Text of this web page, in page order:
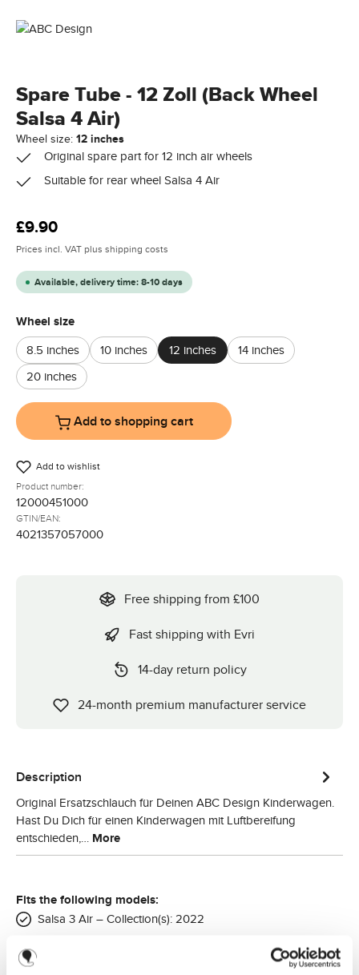
Spare Tube - 12 Zoll (Back Wheel
Salsa 4 Air)
Wheel size: 12 inches
Original spare part for 12 inch air wheels
Suitable for rear wheel Salsa 4 Air
Regular price:
£9.90
Prices incl. VAT plus shipping costs
Available, delivery time: 8-10 days
Select
Wheel size
8.5 inches 10 inches 12 inches
14 inches
20 inches
Add to shopping cart
Add to wishlist
Product number:
12000451000
GTIN/EAN:
4021357057000
Free shipping from £100
Fast shipping with Evri
14-day return policy
24-month premium manufacturer service
Description
Original Ersatzschlauch für Deinen ABC Design Kinderwagen.
Hast Du Dich für einen Kinderwagen mit Luftbereifung
entschieden,… More
Fits the following models:
Salsa 3 Air – Collection(s): 2022